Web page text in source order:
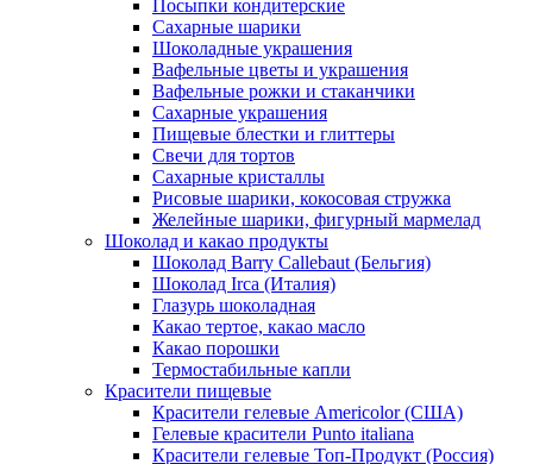
Посыпки кондитерские
Сахарные шарики
Шоколадные украшения
Вафельные цветы и украшения
Вафельные рожки и стаканчики
Сахарные украшения
Пищевые блестки и глиттеры
Свечи для тортов
Сахарные кристаллы
Рисовые шарики, кокосовая стружка
Желейные шарики, фигурный мармелад
Шоколад и какао продукты
Шоколад Barry Callebaut (Бельгия)
Шоколад Irca (Италия)
Глазурь шоколадная
Какао тертое, какао масло
Какао порошки
Термостабильные капли
Красители пищевые
Красители гелевые Americolor (США)
Гелевые красители Punto italiana
Красители гелевые Топ-Продукт (Россия)